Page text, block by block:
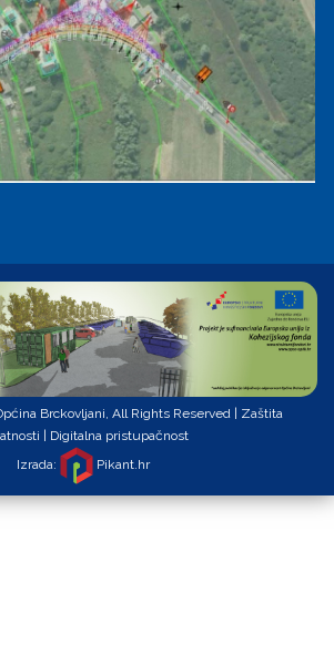
Brckovljani, All Rights Reserved |
Zaštita
Digitalna pristupačnost
Izrada:
Pikant.hr